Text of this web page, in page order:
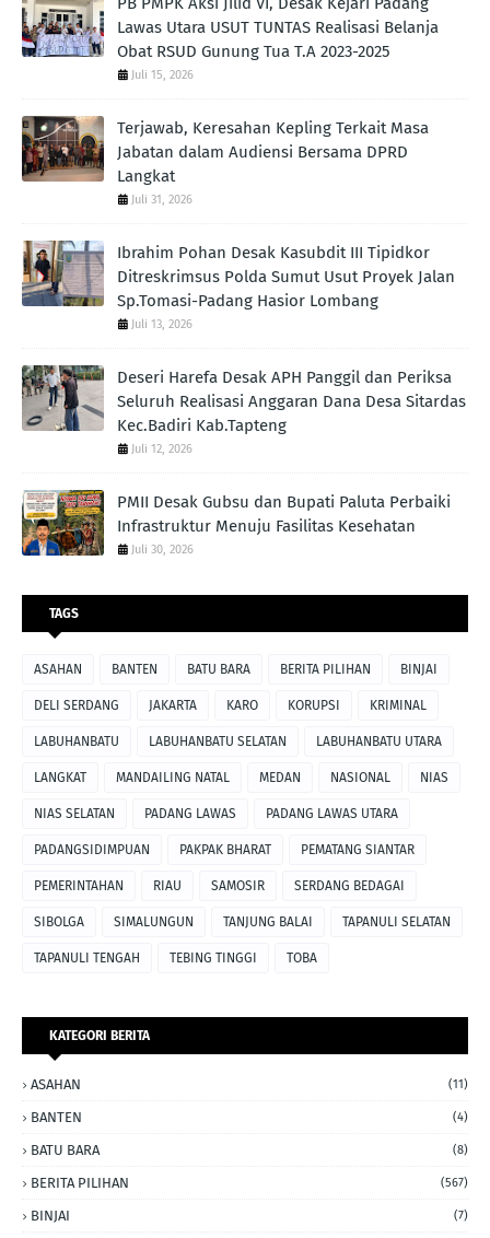
Lawas Utara USUT TUNTAS Realisasi Belanja
Obat RSUD Gunung Tua T.A 2023-2025
Juli 15, 2026
Terjawab, Keresahan Kepling Terkait Masa
Jabatan dalam Audiensi Bersama DPRD
Langkat
Juli 31, 2026
Ibrahim Pohan Desak Kasubdit III Tipidkor
Ditreskrimsus Polda Sumut Usut Proyek Jalan
Sp.Tomasi-Padang Hasior Lombang
Juli 13, 2026
Deseri Harefa Desak APH Panggil dan Periksa
Seluruh Realisasi Anggaran Dana Desa Sitardas
Kec.Badiri Kab.Tapteng
Juli 12, 2026
PMII Desak Gubsu dan Bupati Paluta Perbaiki
Infrastruktur Menuju Fasilitas Kesehatan
Juli 30, 2026
TAGS
ASAHAN BANTEN BATU BARA BERITA PILIHAN BINJAI
DELI SERDANG JAKARTA KARO KORUPSI KRIMINAL
LABUHANBATU LABUHANBATU SELATAN LABUHANBATU UTARA
LANGKAT MANDAILING NATAL MEDAN NASIONAL NIAS
NIAS SELATAN PADANG LAWAS PADANG LAWAS UTARA
PADANGSIDIMPUAN PAKPAK BHARAT PEMATANG SIANTAR
PEMERINTAHAN RIAU SAMOSIR SERDANG BEDAGAI
SIBOLGA SIMALUNGUN TANJUNG BALAI TAPANULI SELATAN
TAPANULI TENGAH TEBING TINGGI TOBA
KATEGORI BERITA
ASAHAN (11)
BANTEN (4)
BATU BARA (8)
BERITA PILIHAN (567)
BINJAI (7)